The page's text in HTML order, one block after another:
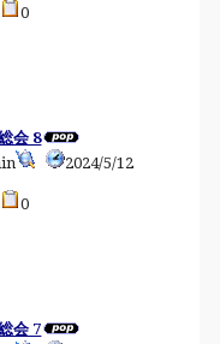
0
会 8
2024/5/12
0
会 7